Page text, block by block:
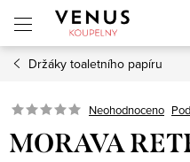
obsah
Držáky toaletního papíru
Neohodnoceno
MORAVA